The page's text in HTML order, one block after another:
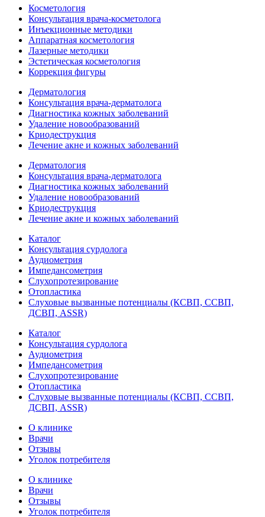
Косметология
Консультация врача-косметолога
Инъекционные методики
Аппаратная косметология
Лазерные методики
Эстетическая косметология
Коррекция фигуры
Дерматология
Консультация врача-дерматолога
Диагностика кожных заболеваний
Удаление новообразований
Криодеструкция
Лечение акне и кожных заболеваний
Дерматология
Консультация врача-дерматолога
Диагностика кожных заболеваний
Удаление новообразований
Криодеструкция
Лечение акне и кожных заболеваний
Каталог
Консультация сурдолога
Аудиометрия
Импедансометрия
Слухопротезирование
Отопластика
Слуховые вызванные потенциалы (КСВП, ССВП,
ДСВП, ASSR)
Каталог
Консультация сурдолога
Аудиометрия
Импедансометрия
Слухопротезирование
Отопластика
Слуховые вызванные потенциалы (КСВП, ССВП,
ДСВП, ASSR)
О клинике
Врачи
Отзывы
Уголок потребителя
О клинике
Врачи
Отзывы
Уголок потребителя